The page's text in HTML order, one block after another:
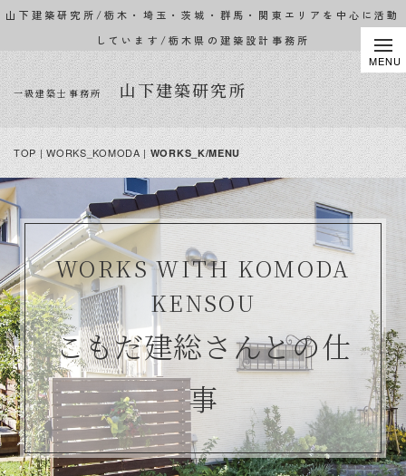
山下建築研究所/栃木・埼玉・茨城・群馬・関東エリアを中心に活動
しています/栃木県の建築設計事務所
一級建築士事務所 山下建築研究所
TOP | WORKS_KOMODA |WORKS_K/MENU
WORKS WITH KOMODA
KENSOU
こもだ建総さんとの仕
事